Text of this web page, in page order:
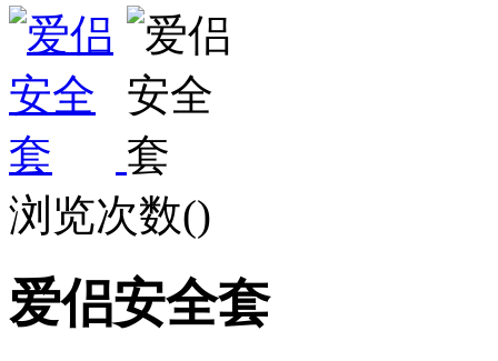
浏览次数()
爱侣安全套